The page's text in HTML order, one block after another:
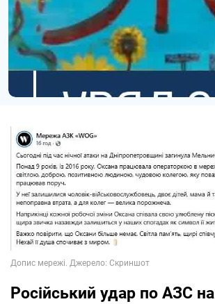
Російський удар по АЗС на